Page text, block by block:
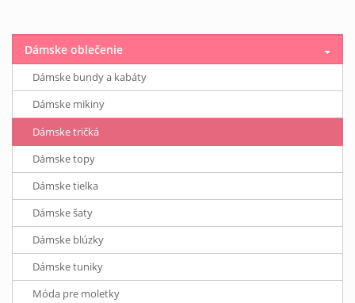
Dámske oblečenie
Dámske bundy a kabáty
Dámske mikiny
Dámske tričká
Dámske topy
Dámske tielka
Dámske šaty
Dámske blúzky
Dámske tuniky
Móda pre moletky